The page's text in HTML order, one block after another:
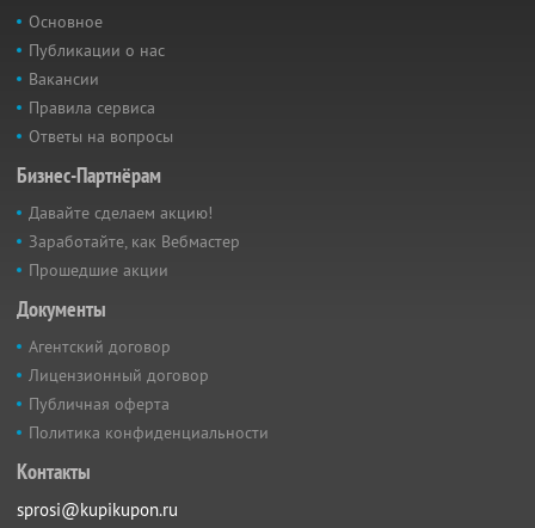
Основное
Публикации о нас
Вакансии
Правила сервиса
Ответы на вопросы
Бизнес-Партнёрам
Давайте сделаем акцию!
Заработайте, как Вебмастер
Прошедшие акции
Документы
Агентский договор
Лицензионный договор
Публичная оферта
Политика конфиденциальности
Контакты
sprosi@kupikupon.ru